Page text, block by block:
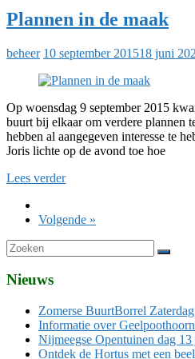
Plannen in de maak
beheer 10 september 201518 juni
Op woensdag 9 september 2015
buurt bij elkaar om verdere plannen
hebben al aangegeven interesse te
Joris lichte op de avond toe hoe
Lees verder
Volgende »
Nieuws
Zomerse BuurtBorrel
Informatie over
Nijmeegse Opentuinen dag 13
Ontdek de Hortus met een